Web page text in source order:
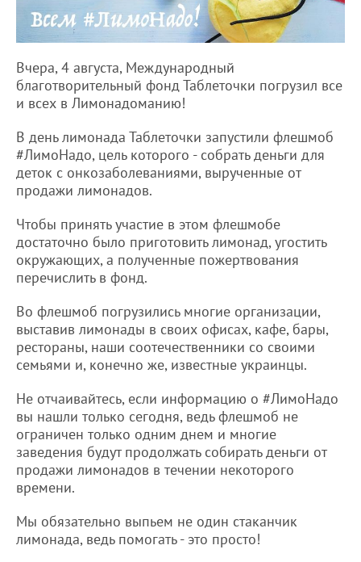
Вчера, 4 августа, Международный
благотворительный фонд Таблеточки погрузил все
и всех в Лимонадоманию!
В день лимонада Таблеточки запустили флешмоб
#ЛимоНадо, цель которого - собрать деньги для
деток с онкозаболеваниями, вырученные от
продажи лимонадов.
Чтобы принять участие в этом флешмобе
достаточно было приготовить лимонад, угостить
окружающих, а полученные пожертвования
перечислить в фонд.
Во флешмоб погрузились многие организации,
выставив лимонады в своих офисах, кафе, бары,
рестораны, наши соотечественники со своими
семьями и, конечно же, известные украинцы.
Не отчаивайтесь, если информацию о #ЛимоНадо
вы нашли только сегодня, ведь флешмоб не
ограничен только одним днем и многие
заведения будут продолжать собирать деньги от
продажи лимонадов в течении некоторого
времени.
Мы обязательно выпьем не один стаканчик
лимонада, ведь помогать - это просто!